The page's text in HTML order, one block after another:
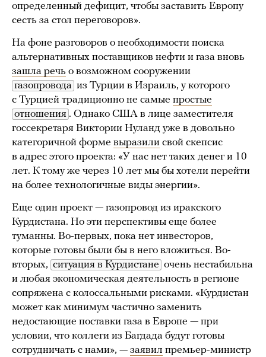
определенный дефицит, чтобы заставить Европу
сесть за стол переговоров».
На фоне разговоров о необходимости поиска
альтернативных поставщиков нефти и газа вновь
зашла речь о возможном сооружении
газопровода из Турции в Израиль, у которого
с Турцией традиционно не самые простые
отношения . Однако США в лице заместителя
госсекретаря Виктории Нуланд уже в довольно
категоричной форме выразили свой скепсис
в адрес этого проекта: «У нас нет таких денег и 10
лет. К тому же через 10 лет мы бы хотели перейти
на более технологичные виды энергии».
Еще один проект — газопровод из иракского
Курдистана. Но эти перспективы еще более
туманны. Во-первых, пока нет инвесторов,
которые готовы были бы в него вложиться. Во-
вторых, ситуация в Курдистане очень нестабильна
и любая экономическая деятельность в регионе
сопряжена с колоссальными рисками. «Курдистан
может как минимум частично заменить
недостающие поставки газа в Европе — при
условии, что коллеги из Багдада будут готовы
сотрудничать с нами», — заявил премьер-министр